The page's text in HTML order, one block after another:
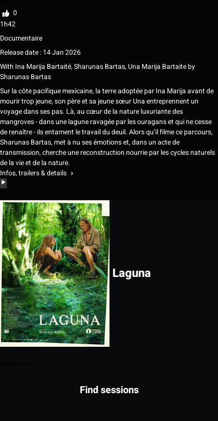
0
1h42
Documentaire
Release date : 14 Jan 2026
With Ina Marija Bartaité, Sharunas Bartas, Una Marija Bartaiteby
Sharunas Bartas
Sur la côte pacifique mexicaine, la terre adoptée par Ina Marija avant de
mourir trop jeune, son père et sa jeune sœur Una entreprennent un
voyage dans ses pas. Là, au cœur de la nature luxuriante des
mangroves - dans une lagune ravagée par les ouragans et qui ne cesse
de renaître - ils entament le travail du deuil. Alors qu’il filme ce parcours,
Sharunas Bartas, met à nu ses émotions et, dans un acte de
transmission, cherche une reconstruction nourrie par les cycles naturels
de la vie et de la nature.
Infos, trailers & details
Laguna
Find sessions